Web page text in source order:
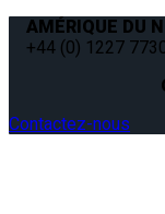
AMÉRIQUE DU
+44 (0) 1227
Contactez-nous